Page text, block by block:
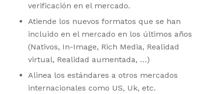
verificación en el mercado.
Atiende los nuevos formatos que se han
incluido en el mercado en los últimos años
(Nativos, In-Image, Rich Media, Realidad
virtual, Realidad aumentada, …)
Alinea los estándares a otros mercados
internacionales como US, Uk, etc.